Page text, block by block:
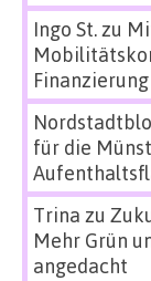
Ingo St.zu
für die
Trina zu
Mehr Grün
angedacht